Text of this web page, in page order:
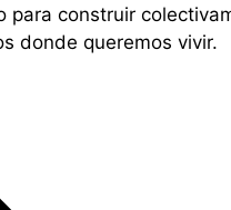
construir
donde queremos vivir.